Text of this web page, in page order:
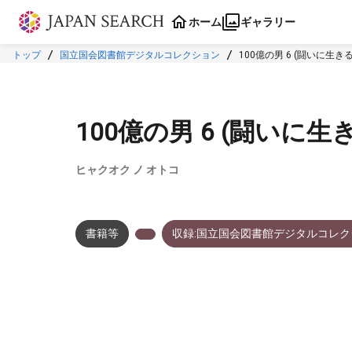
本文に飛ぶ
ホーム ギャラリー
トップ 国立国会図書館デジタルコレクション 100億の男 6 (闘いに生き
100億の男 6 (闘いに生
ヒャクオク ノ オトコ
書籍等 収録:国立国会図書館デジタルコレ